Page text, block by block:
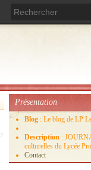
Présentation
Blog : Le blog de LP
Description :
culturelles du Lycée
Contact